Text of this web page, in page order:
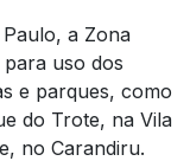
a Zona
uso dos
e parques, como
do Trote, na Vila
no Carandiru.